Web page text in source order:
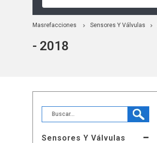
Masrefacciones Sensores Y Válvulas
- 2018
Sensores Y Válvulas